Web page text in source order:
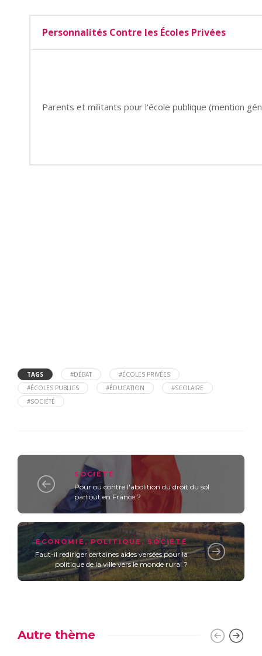
Personnalités Contre les Écoles Privées
Parents et militants pour l'école publique (mention
TAGS #DÉBAT
#ÉCOLES PRIVÉES
#ÉCOLES PUBLICS
#ÉDUCATION
#SCOLAIRE
#SOCIÉTÉ
SOCIÉTÉ
Pour ou contre l'abolition du droit du sol
partout en France ?
ECONOMIE , POLITIQUE , SOCIÉTÉ
Faut-il rediriger certaines aides versées pour la
politique de la ville vers le monde rural ?
Autre thème